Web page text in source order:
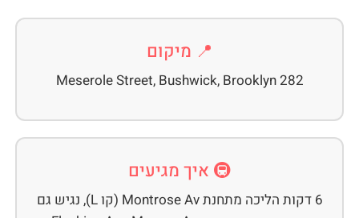
📍 מיקום
282 Meserole Street, Bushwick, Brooklyn
🚇 איך מגיעים
6 דקות הליכה מתחנת Montrose Av (קו L), נגיש גם